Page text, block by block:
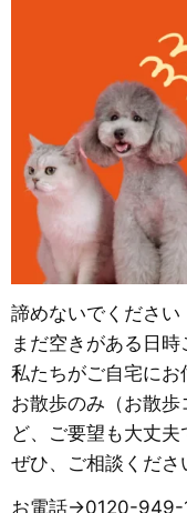
諦めないでください
まだ空きがある日時
私たちがご自宅に
お散歩のみ（お散
ど、ご要望も大丈夫
ぜひ、ご相談くださ
お電話→0120-949-